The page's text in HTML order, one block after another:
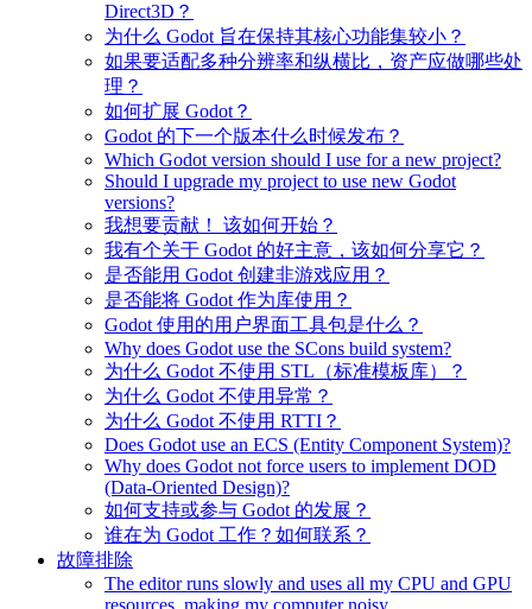
Direct3D？
为什么 Godot 旨在保持其核心功能集较小？
如果要适配多种分辨率和纵横比，资产应做哪些处
理？
如何扩展 Godot？
Godot 的下一个版本什么时候发布？
Which Godot version should I use for a new project?
Should I upgrade my project to use new Godot
versions?
我想要贡献！ 该如何开始？
我有个关于 Godot 的好主意，该如何分享它？
是否能用 Godot 创建非游戏应用？
是否能将 Godot 作为库使用？
Godot 使用的用户界面工具包是什么？
Why does Godot use the SCons build system?
为什么 Godot 不使用 STL（标准模板库）？
为什么 Godot 不使用异常？
为什么 Godot 不使用 RTTI？
Does Godot use an ECS (Entity Component System)?
Why does Godot not force users to implement DOD
(Data-Oriented Design)?
如何支持或参与 Godot 的发展？
谁在为 Godot 工作？如何联系？
故障排除
The editor runs slowly and uses all my CPU and GPU
resources, making my computer noisy